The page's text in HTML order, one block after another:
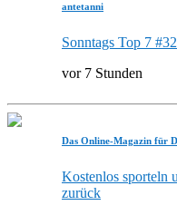
antetanni
Sonntags Top 7
vor 7 Stunden
Das Online-Magazin für
Kostenlos sporteln
zurück